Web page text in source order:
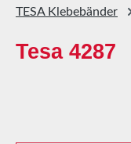
TESA Klebebänder
Tesa 4287